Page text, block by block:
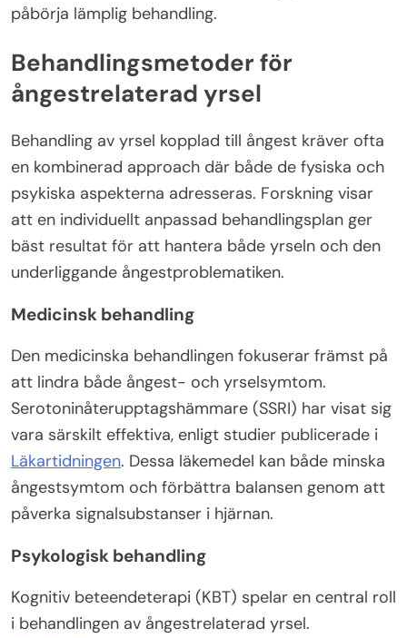
påbörja lämplig behandling.
Behandlingsmetoder för
ångestrelaterad yrsel
Behandling av yrsel kopplad till ångest kräver ofta
en kombinerad approach där både de fysiska och
psykiska aspekterna adresseras. Forskning visar
att en individuellt anpassad behandlingsplan ger
bäst resultat för att hantera både yrseln och den
underliggande ångestproblematiken.
Medicinsk behandling
Den medicinska behandlingen fokuserar främst på
att lindra både ångest- och yrselsymtom.
Serotoninåterupptagshämmare (SSRI) har visat sig
vara särskilt effektiva, enligt studier publicerade i
Läkartidningen. Dessa läkemedel kan både minska
ångestsymtom och förbättra balansen genom att
påverka signalsubstanser i hjärnan.
Psykologisk behandling
Kognitiv beteendeterapi (KBT) spelar en central roll
i behandlingen av ångestrelaterad yrsel.